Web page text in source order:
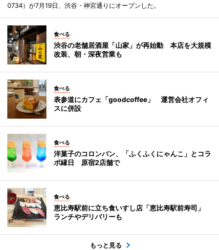
0734）が7月19日、渋谷・神宮通りにオープンした。
食べる
渋谷の老舗居酒屋「山家」が再始動 本店を大規模
改装、朝・深夜営業も
食べる
表参道にカフェ「goodcoffee」 運営会社オフィ
スに併設
食べる
洋菓子のコロンバン、「ふくふくにゃんこ」とコラ
ボ縁日 原宿2店舗で
食べる
恵比寿駅前に立ち食いすし店「恵比寿駅前寿司」
ランチやデリバリーも
もっと見る